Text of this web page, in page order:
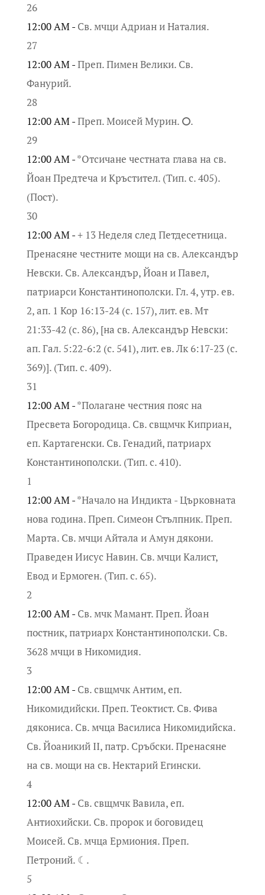
26
12:00 AM - Св. мчци Адриан и Наталия.
27
12:00 AM -Преп. Пимен Велики. Св.
Фанурий.
28
12:00 AM -Преп. Моисей Мурин. ⭘.
29
12:00 AM -*Отсичане честната глава на св.
Йоан Предтеча и Кръстител. (Тип. с. 405).
(Пост).
30
12:00 AM -+ 13 Неделя след Петдесетница.
Пренасяне честните мощи на св. Александър
Невски. Св. Александър, Йоан и Павел,
патриарси Константинополски. Гл. 4, утр. ев.
2, ап. 1 Кор 16:13-24 (с. 157), лит. ев. Мт
21:33-42 (с. 86), [на св. Александър Невски:
ап. Гал. 5:22-6:2 (с. 541), лит. ев. Лк 6:17-23 (с.
369)]. (Тип. с. 409).
31
12:00 AM -*Полагане честния пояс на
Пресвета Богородица. Св. свщмчк Киприан,
еп. Картагенски. Св. Генадий, патриарх
Константинополски. (Тип. с. 410).
1
12:00 AM -*Начало на Индикта - Църковната
нова година. Преп. Симеон Стълпник. Преп.
Марта. Св. мчци Айтала и Амун дякони.
Праведен Иисус Навин. Св. мчци Калист,
Евод и Ермоген. (Тип. с. 65).
2
12:00 AM - Св. мчк Мамант. Преп. Йоан
постник, патриарх Константинополски. Св.
3628 мчци в Никомидия.
3
12:00 AM - Св. свщмчк Антим, еп.
Никомидийски. Преп. Теоктист. Св. Фива
дякониса. Св. мчца Василиса Никомидийска.
Св. Йоаникий II, патр. Сръбски. Пренасяне
на св. мощи на св. Нектарий Егински.
4
12:00 AM - Св. свщмчк Вавила, еп.
Антиохийски. Св. пророк и боговидец
Моисей. Св. мчца Ермиония. Преп.
Петроний. ☾.
5